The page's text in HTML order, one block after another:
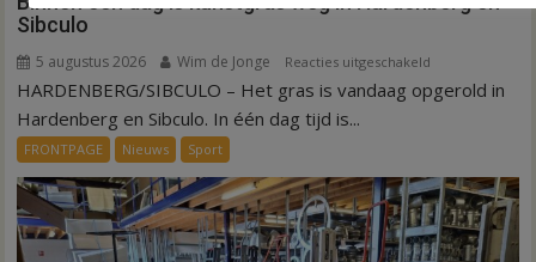
Sibculo
5 augustus 2026 Wim de Jonge Reacties uitgeschakeld
Binnen
kunstgras
weg
in
HARDENBERG/SIBCULO – Het gras is vandaag opgerold in
Hardenberg en Sibculo. In één dag tijd is...
FRONTPAGE Nieuws Sport